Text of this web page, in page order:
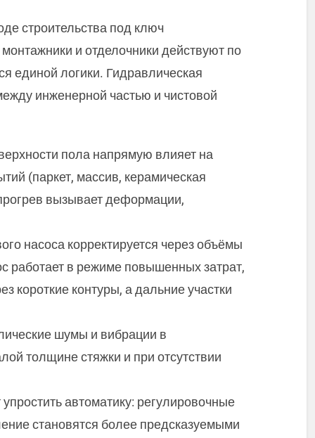
строительства под ключ
и отделочники действуют по
единой логики. Гидравлическая
инженерной частью и чистовой
пола напрямую влияет на
(паркет, массив, керамическая
вызывает деформации,
насоса корректируется через объёмы
работает в режиме повышенных затрат,
короткие контуры, а дальние участки
шумы и вибрации в
толщине стяжки и при отсутствии
автоматику: регулировочные
становятся более предсказуемыми